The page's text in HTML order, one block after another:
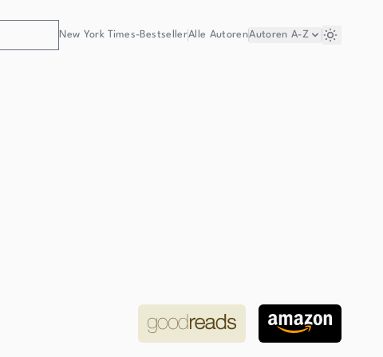
New York Times-BestsellerAlle AutorenAutoren A-Z